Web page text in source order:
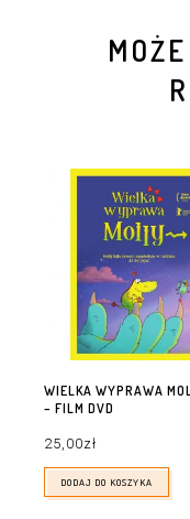
WIELKA WYPRAWA
– FILM DVD
25,00zł
DODAJ DO KOSZYKA